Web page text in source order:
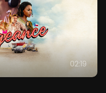
02:19